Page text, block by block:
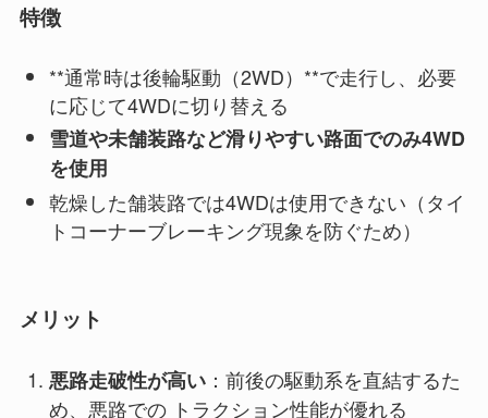
特徴
**通常時は後輪駆動（2WD）**で走行し、必要
に応じて4WDに切り替える
雪道や未舗装路など滑りやすい路面でのみ4WD
を使用
乾燥した舗装路では4WDは使用できない（タイ
トコーナーブレーキング現象を防ぐため）
メリット
悪路走破性が高い：前後の駆動系を直結するた
め、悪路での トラクション性能が優れる